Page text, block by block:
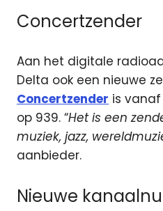
Concertzender
Aan het digitale
Delta ook een nieuwe
Concertzender is vanaf
op 939. “Het is een
muziek, jazz,
aanbieder.
Nieuwe